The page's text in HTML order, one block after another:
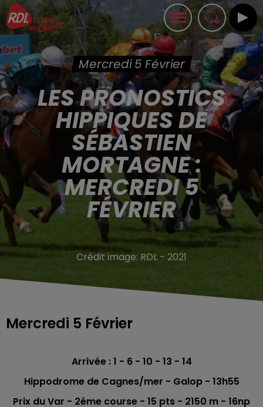
Mercredi 5 Février
LES PRONOSTICS
HIPPIQUES DE
SÉBASTIEN
MORTAGNE :
MERCREDI 5
FÉVRIER
Crédit image: RDL - 2021
Mercredi 5 Février
Arrivée : 1 - 6 - 10 - 13 - 14
Hippodrome de Cagnes/mer - Galop - 13h55
Prix du Var - 2éme course - 15 pts - 2150 m - 16np